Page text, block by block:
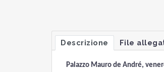
Descrizione File
Palazzo Mauro de André,